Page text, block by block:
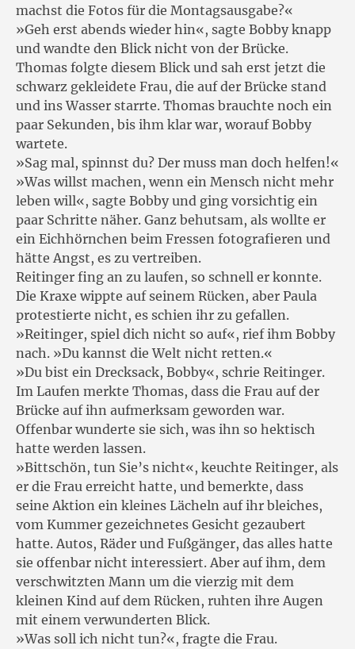
machst die Fotos für die Montagsausgabe?«
»Geh erst abends wieder hin«, sagte Bobby knapp
und wandte den Blick nicht von der Brücke.
Thomas folgte diesem Blick und sah erst jetzt die
schwarz gekleidete Frau, die auf der Brücke stand
und ins Wasser starrte. Thomas brauchte noch ein
paar Sekunden, bis ihm klar war, worauf Bobby
wartete.
»Sag mal, spinnst du? Der muss man doch helfen!«
»Was willst machen, wenn ein Mensch nicht mehr
leben will«, sagte Bobby und ging vorsichtig ein
paar Schritte näher. Ganz behutsam, als wollte er
ein Eichhörnchen beim Fressen fotografieren und
hätte Angst, es zu vertreiben.
Reitinger fing an zu laufen, so schnell er konnte.
Die Kraxe wippte auf seinem Rücken, aber Paula
protestierte nicht, es schien ihr zu gefallen.
»Reitinger, spiel dich nicht so auf«, rief ihm Bobby
nach. »Du kannst die Welt nicht retten.«
»Du bist ein Drecksack, Bobby«, schrie Reitinger.
Im Laufen merkte Thomas, dass die Frau auf der
Brücke auf ihn aufmerksam geworden war.
Offenbar wunderte sie sich, was ihn so hektisch
hatte werden lassen.
»Bittschön, tun Sie’s nicht«, keuchte Reitinger, als
er die Frau erreicht hatte, und bemerkte, dass
seine Aktion ein kleines Lächeln auf ihr bleiches,
vom Kummer gezeichnetes Gesicht gezaubert
hatte. Autos, Räder und Fußgänger, das alles hatte
sie offenbar nicht interessiert. Aber auf ihm, dem
verschwitzten Mann um die vierzig mit dem
kleinen Kind auf dem Rücken, ruhten ihre Augen
mit einem verwunderten Blick.
»Was soll ich nicht tun?«, fragte die Frau.